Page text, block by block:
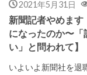
2021年5月31日
新聞記者やめま
になったのか〜
い」と問われて】
いよいよ新聞社を退